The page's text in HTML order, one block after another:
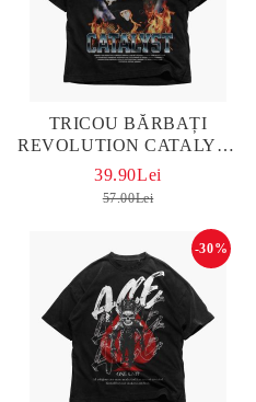
TRICOU BĂRBAȚI
REVOLUTION CATALYST
OVERSIZED
39.90Lei
57.00Lei
-30%